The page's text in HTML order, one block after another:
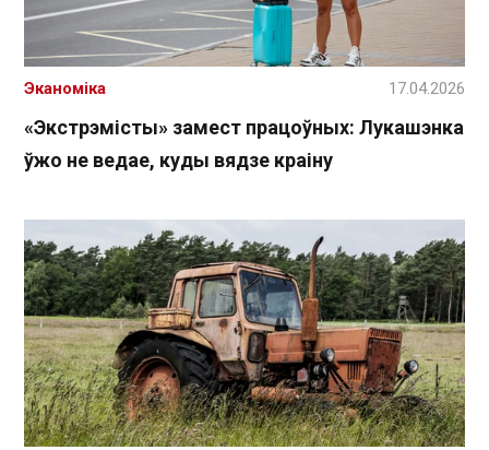
«Экстрэмісты» замест працоўных: Лукашэнка
ўжо не ведае, куды вядзе краіну
Эканоміка 17.04.2026